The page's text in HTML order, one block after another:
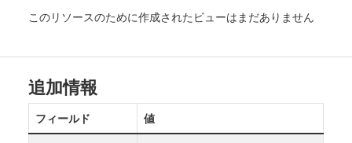
このリソースのために作成されたビューはまだありません
追加情報
フィールド
値